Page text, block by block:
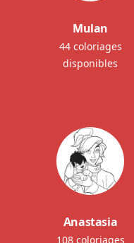
Mulan
44 coloriages
disponibles
Anastasia
108 coloriages